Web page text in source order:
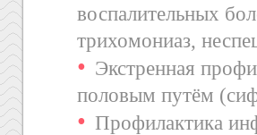
воспалительных
трихомониаз,
Экстренная
половым путём
Профилактика